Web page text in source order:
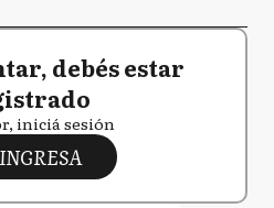
debés estar
iniciá sesión
INGRESA